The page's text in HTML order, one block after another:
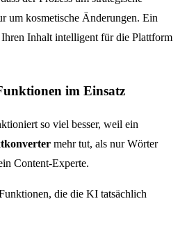
um kosmetische Änderungen. Ein
Inhalt intelligent für die Plattform
im Einsatz
so viel besser, weil ein
mehr tut, als nur Wörter
Content-Experte.
die die KI tatsächlich